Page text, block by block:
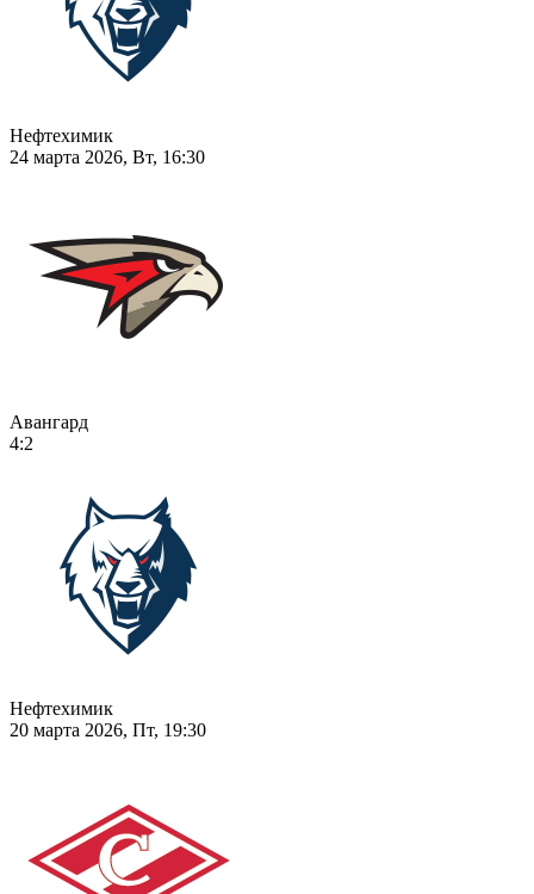
Нефтехимик
24 марта 2026, Вт, 16:30
Авангард
4:2
Нефтехимик
20 марта 2026, Пт, 19:30